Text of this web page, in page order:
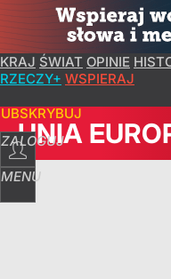
KRAJ ŚWIAT OPINIE
RZECZY+ WSPIERAJ
ZALOGUJ
MENU
UNIA